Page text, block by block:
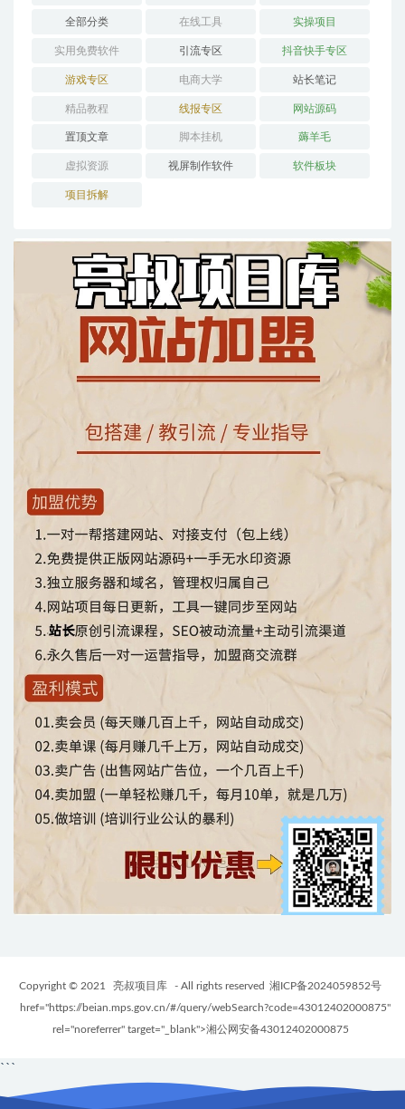
全部分类 在线工具 实操项目
实用免费软件 引流专区 抖音快手专区
游戏专区 电商大学 站长笔记
精品教程 线报专区 网站源码
置顶文章 脚本挂机 薅羊毛
虚拟资源 视屏制作软件 软件板块
项目拆解
Copyright © 2021 亮叔项目库 - All rights reserved 湘ICP备2024059852号
href="https://beian.mps.gov.cn/#/query/webSearch?code=43012402000875"
rel="noreferrer" target="_blank">湘公网安备43012402000875
```